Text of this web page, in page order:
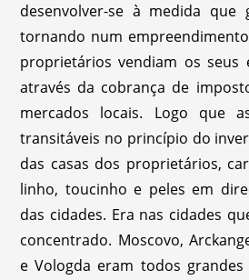
desenvolver-se à medida que
tornando num
proprietários vendiam os seus
através da cobrança de
mercados locais. Logo que
transitáveis no princípio do
das casas dos proprietários,
linho, toucinho e peles em
das cidades. Era nas cidades
concentrado. Moscovo,
e Vologda eram todos grandes